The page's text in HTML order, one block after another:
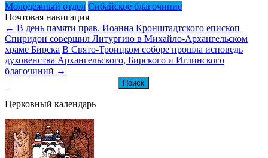
Молодежный отдел Сибайское благочиние
Почтовая навигация
← В день памяти прав. Иоанна Кронштадтского епископ
Спиридон совершил Литургию в Михайло-Архангельском
храме Бирска В Свято-Троицком соборе прошла исповедь
духовенства Архангельского, Бирского и Иглинского
благочиний →
Церковный календарь